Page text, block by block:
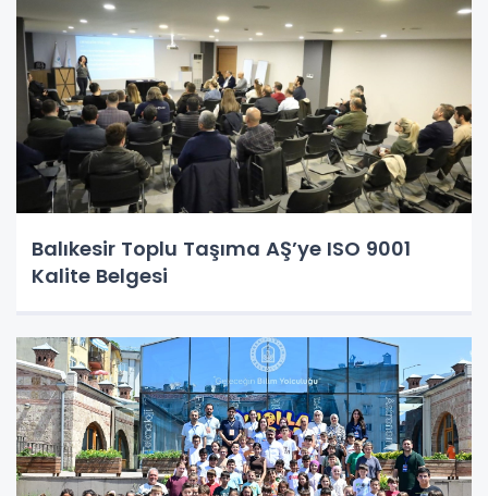
Balıkesir Toplu Taşıma AŞ’ye ISO 9001
Kalite Belgesi